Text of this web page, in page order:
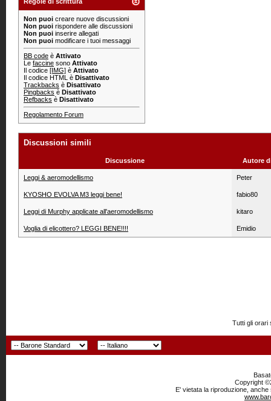
Non puoi creare nuove discussioni
Non puoi rispondere alle discussioni
Non puoi inserire allegati
Non puoi modificare i tuoi messaggi
BB code è Attivato
Le faccine sono Attivato
Il codice [IMG] è Attivato
Il codice HTML è Disattivato
Trackbacks è Disattivato
Pingbacks è Disattivato
Refbacks è Disattivato
Regolamento Forum
Discussioni simili
Discussione Autore
Leggi & aeromodellismo Peter
KYOSHO EVOLVA M3 leggi bene! fabio80
Leggi di Murphy applicate all'aeromodellismo kitaro
Voglia di elicottero? LEGGI BENE!!!! Emidio
Tutti gli orari
Copyright
E' vietata la riproduzione,